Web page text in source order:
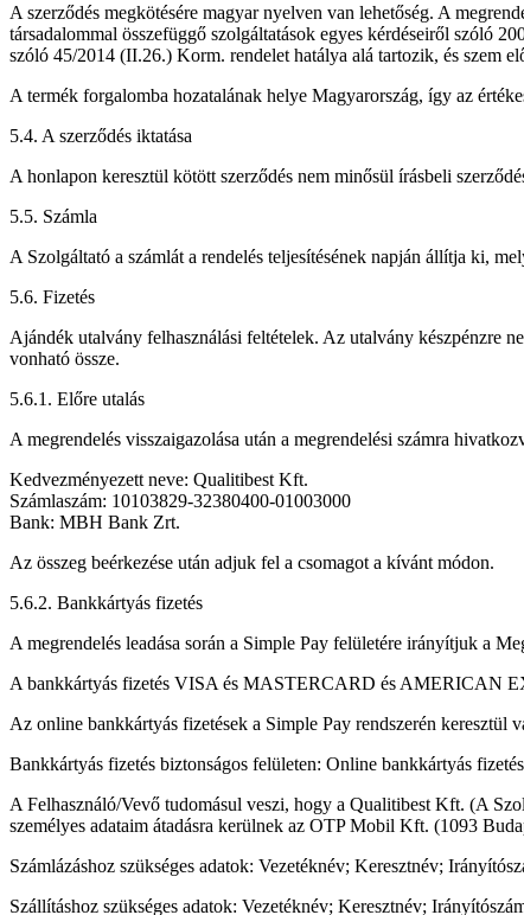
A szerződés megkötésére magyar nyelven van lehetőség. A
társadalommal összefüggő szolgáltatások egyes kérdéseiről szóló
szóló 45/2014 (II.26.) Korm. rendelet hatálya alá tartozik, és szem
A termék forgalomba hozatalának helye Magyarország, így az
5.4. A szerződés iktatása
A honlapon keresztül kötött szerződés nem minősül írásbeli
5.5. Számla
A Szolgáltató a számlát a rendelés teljesítésének napján állítja ki,
5.6. Fizetés
Ajándék utalvány felhasználási feltételek. Az utalvány készpénzre
vonható össze.
5.6.1. Előre utalás
A megrendelés visszaigazolása után a megrendelési számra
Kedvezményezett neve: Qualitibest Kft.
Számlaszám: 10103829-32380400-01003000
Bank: MBH Bank Zrt.
Az összeg beérkezése után adjuk fel a csomagot a kívánt módon.
5.6.2. Bankkártyás fizetés
A megrendelés leadása során a Simple Pay felületére irányítjuk a
A bankkártyás fizetés VISA és MASTERCARD és AMERICAN
Az online bankkártyás fizetések a Simple Pay rendszerén
Bankkártyás fizetés biztonságos felületen: Online bankkártyás
A Felhasználó/Vevő tudomásul veszi, hogy a Qualitibest Kft. (A
személyes adataim átadásra kerülnek az OTP Mobil Kft. (1093
Számlázáshoz szükséges adatok: Vezetéknév; Keresztnév;
Szállításhoz szükséges adatok: Vezetéknév; Keresztnév;